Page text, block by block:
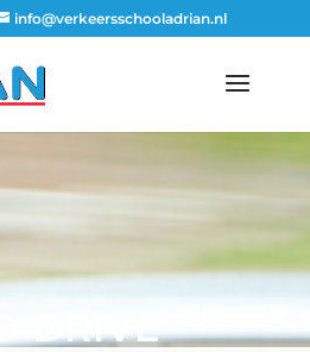
info@verkeersschooladrian.nl
DRIVE